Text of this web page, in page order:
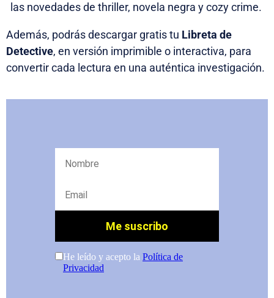
las novedades de thriller, novela negra y cozy crime.
Además, podrás descargar gratis tu Libreta de
Detective, en versión imprimible o interactiva, para
convertir cada lectura en una auténtica investigación.